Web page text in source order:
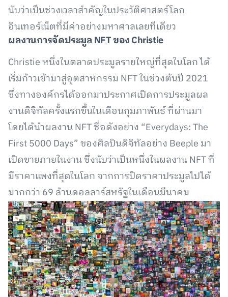
นับว่าเป็นช่วงเวลาสำคัญในประวัติศาสตร์โลก
อินเทอร์เน็ตที่มีค่าอย่างมหาศาลเลยทีเดียว
ผลงานการจัดประมูล NFT ของ Christie
Christie หนึ่งในตลาดประมูลรายใหญ่ที่สุดในโลก ได้
เริ่มก้าวเข้ามาสู่อุตสาหกรรม NFT ในช่วงต้นปี 2021
ซึ่งทางองค์กรได้ออกมาประกาศเปิดการประมูลผล
งานดิจิทัลครั้งแรกขึ้นในเดือนกุมภาพันธ์ ที่ผ่านมา
โดยได้นำผลงาน NFT ชื่อดังอย่าง “Everydays: The
First 5000 Days” ของศิลปินดิจิทัลอย่าง Beeple มา
เปิดขายภายในงาน ซึ่งนับว่าเป็นหนึ่งในผลงาน NFT ที่
มีราคาแพงที่สุดในโลก จากการปิดราคาประมูลไปได้
มากกว่า 69 ล้านดอลลาร์สหรัฐในเดือนมีนาคม